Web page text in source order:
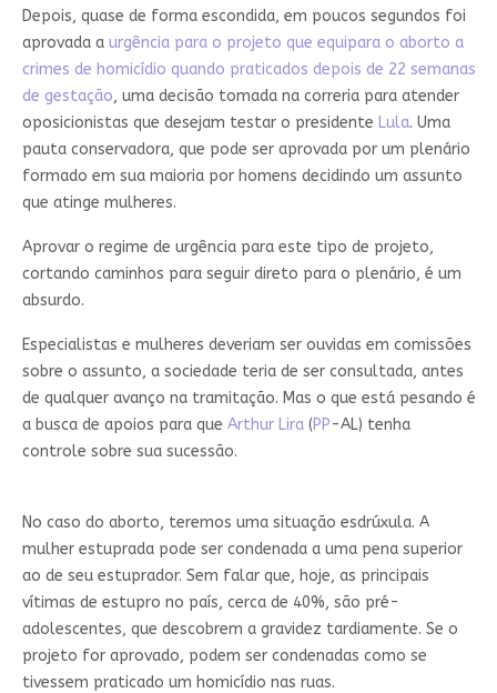
Depois, quase de forma escondida, em poucos segundos foi
aprovada a urgência para o projeto que equipara o aborto a
crimes de homicídio quando praticados depois de 22 semanas
de gestação, uma decisão tomada na correria para atender
oposicionistas que desejam testar o presidente Lula. Uma
pauta conservadora, que pode ser aprovada por um plenário
formado em sua maioria por homens decidindo um assunto
que atinge mulheres.
Aprovar o regime de urgência para este tipo de projeto,
cortando caminhos para seguir direto para o plenário, é um
absurdo.
Especialistas e mulheres deveriam ser ouvidas em comissões
sobre o assunto, a sociedade teria de ser consultada, antes
de qualquer avanço na tramitação. Mas o que está pesando é
a busca de apoios para que Arthur Lira(PP-AL) tenha
controle sobre sua sucessão.
No caso do aborto, teremos uma situação esdrúxula. A
mulher estuprada pode ser condenada a uma pena superior
ao de seu estuprador. Sem falar que, hoje, as principais
vítimas de estupro no país, cerca de 40%, são pré-
adolescentes, que descobrem a gravidez tardiamente. Se o
projeto for aprovado, podem ser condenadas como se
tivessem praticado um homicídio nas ruas.